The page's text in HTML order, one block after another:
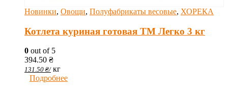
Новинки, Овощи, Полуфабрикаты весовые, ХОРЕКА
Котлета куриная готовая ТМ Легко 3 кг
0 out of 5
394.50 ₴
131.50 ₴/ кг
Подробнее